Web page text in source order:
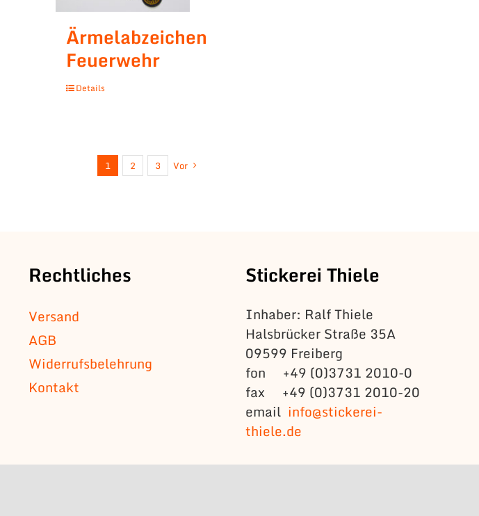
Ärmelabzeichen
Feuerwehr
Details
1 2 3 Vor
Rechtliches
Versand
AGB
Widerrufsbelehrung
Kontakt
Stickerei Thiele
Inhaber: Ralf Thiele
Halsbrücker Straße 35A
09599 Freiberg
fon +49 (0)3731 2010-0
fax +49 (0)3731 2010-20
email info@stickerei-
thiele.de